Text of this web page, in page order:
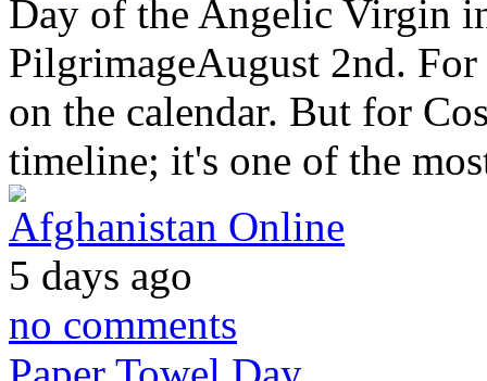
Day of the Angelic Virgin
PilgrimageAugust 2nd.
on the calendar. But for
timeline; it's one of the
Afghanistan Online
5 days ago
no comments